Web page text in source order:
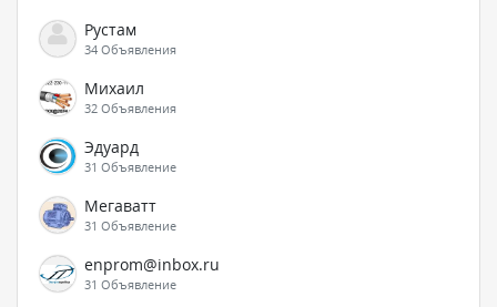
Рустам
34 Объявления
Михаил
32 Объявления
Эдуард
31 Объявление
Мегаватт
31 Объявление
enprom@inbox.ru
31 Объявление